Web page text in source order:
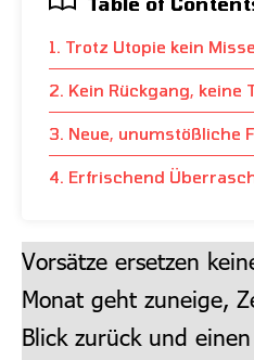
1. Trotz Utopie kein
2. Kein Rückgang, keine
3. Neue, unumstößliche
4. Erfrischend
Vorsätze ersetzen
Monat geht zuneige,
Blick zurück und